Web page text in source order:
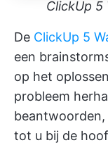
ClickUp 5
De ClickUp 5
een
op het
probleem
tot u bij de